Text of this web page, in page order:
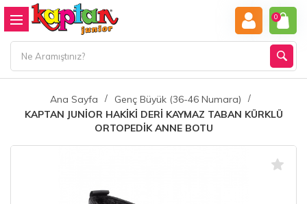
0
Ana Sayfa
Genç Büyük (36-46 Numara)
KAPTAN JUNİOR HAKİKİ DERİ KAYMAZ TABAN KÜRKLÜ
ORTOPEDİK ANNE BOTU